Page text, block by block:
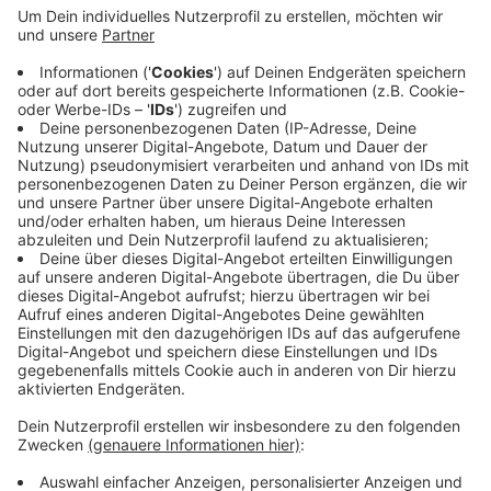
Conrads. „Wir haben den Teich ausbaggern lassen,
damit der Schlamm rauskommt. Sobald der Teich
mit Beton ausgebessert wurde, kann er mehr
Wasser speichern.“ Der Schwanenteich sollte
eigentlich bereits saniert sein. Wegen der Corona-
Krise könnte dafür bislang kein Unternehmen
gefunden werden. Die Arbeiten kosten 100.000
Euro und werden aus Mitgliedsbeiträgen finanziert.
Veröffentlicht:Mittwoch, 15.07.2020 05:58
Anzeige
Anzeige